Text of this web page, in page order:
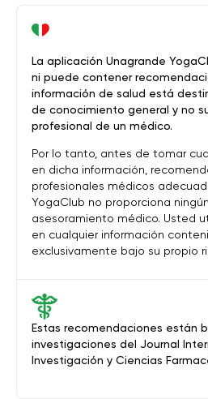
Estas recomendaciones están
investigaciones del Journal
Investigación y Ciencias
La aplicación Unagrande
ni puede contener
información de salud está
de conocimiento general y no
profesional de un médico.
Por lo tanto, antes de tomar
en dicha información,
profesionales médicos
YogaClub no proporciona
asesoramiento médico. Usted
en cualquier información
exclusivamente bajo su propio